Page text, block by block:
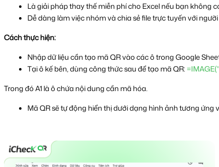
Là giải pháp thay thế miễn phí cho Excel nếu bạn không
Dễ dàng làm việc nhóm và chia sẻ file trực tuyến với
Cách thực hiện:
Nhập dữ liệu cần tạo mã QR vào các ô trong Google
Tại ô kế bên, dùng công thức sau để tạo mã QR:
Trong đó A1 là ô chứa nội dung cần mã hóa.
Mã QR sẽ tự động hiển thị dưới dạng hình ảnh tương ứng